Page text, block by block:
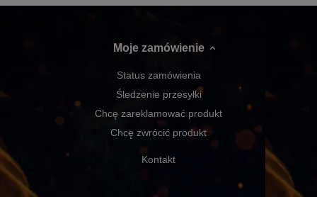
Moje zamówienie
Status zamówienia
Śledzenie przesyłki
Chcę zareklamować produkt
Chcę zwrócić produkt
Kontakt